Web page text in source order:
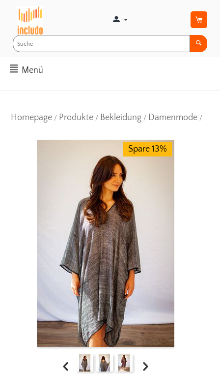
Menü
Homepage / Produkte / Bekleidung / Damenmode /
Spare 13%